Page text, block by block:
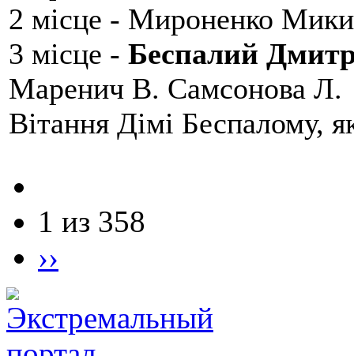
2 місце - Мироненко
3 місце - Беспалий
Маренич В. Самсонова Л.
Вітання Дімі Беспалому,
1 из 358
››